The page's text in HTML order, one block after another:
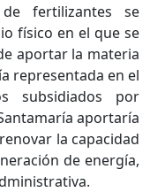
fertilizantes se
físico en el que se
aportar la materia
representada en el
subsidiados por
aportaría
la capacidad
de energía,